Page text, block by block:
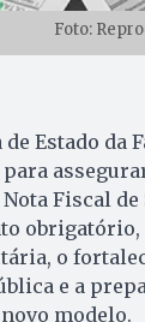
Foto:
de Estado da
Fiscal de
obrigatório,
o
e a
modelo.